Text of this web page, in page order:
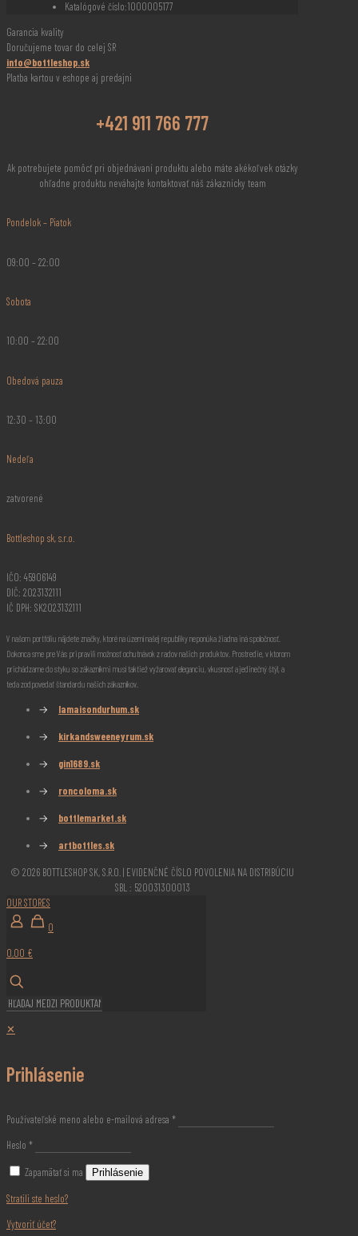
Katalógové číslo:1000005177
Garancia kvality
Doručujeme tovar do celej SR
info@bottleshop.sk
Platba kartou v eshope aj predajni
+421 911 766 777
Ak potrebujete pomôcť pri objednávaní produktu alebo máte akékoľvek otázky
ohľadne produktu neváhajte kontaktovať náš zákaznícky team
Pondelok – Piatok
09:00 – 22:00
Sobota
10:00 – 22:00
Obedová pauza
12:30 – 13:00
Nedeľa
zatvorené
Bottleshop sk, s.r.o.
IČO: 45906149
DIČ: 2023132111
IČ DPH: SK2023132111
V našom portfóliu nájdete značky, ktoré na území našej republiky neponúka žiadna iná spoločnosť.
Dokonca sme pre Vás pripravili možnosť ochutnávok z radov našich produktov. Prostredie, v ktorom
prichádzame do styku so zákazníkmi musí taktiež vyžarovať eleganciu, vkusnosť a jedinečný štýl, a
teda zodpovedať štandardu našich zákazníkov.
→ lamaisondurhum.sk
→ kirkandsweeneyrum.sk
→ gin1689.sk
→ roncoloma.sk
→ bottlemarket.sk
→ artbottles.sk
© 2026 BOTTLESHOP SK, S.R.O. | EVIDENČNÉ ČÍSLO POVOLENIA NA DISTRIBÚCIU
SBL : 520031300013
OUR STORES
0
0,00 €
✕
Prihlásenie
Používateľské meno alebo e-mailová adresa *
Heslo *
Zapamätať si ma Prihlásenie
Stratili ste heslo?
Vytvoriť účet?